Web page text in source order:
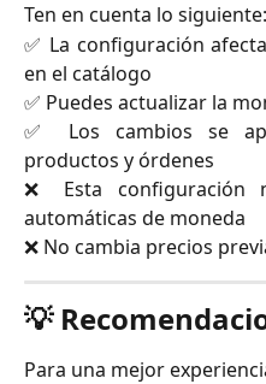
Ten en cuenta lo siguiente:
✅ La configuración
en el catálogo
✅ Puedes actualizar la
✅ Los cambios se
productos y órdenes
❌ Esta configuración
automáticas de moneda
❌ No cambia precios
💡
Para una mejor